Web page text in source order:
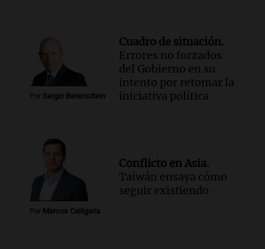
Por Sergio Berensztein
Cuadro de situación.
Errores no forzados
del Gobierno en su
intento por retomar la
iniciativa política
Por Marcos Calligaris
Conflicto en Asia.
Taiwán ensaya cómo
seguir existiendo